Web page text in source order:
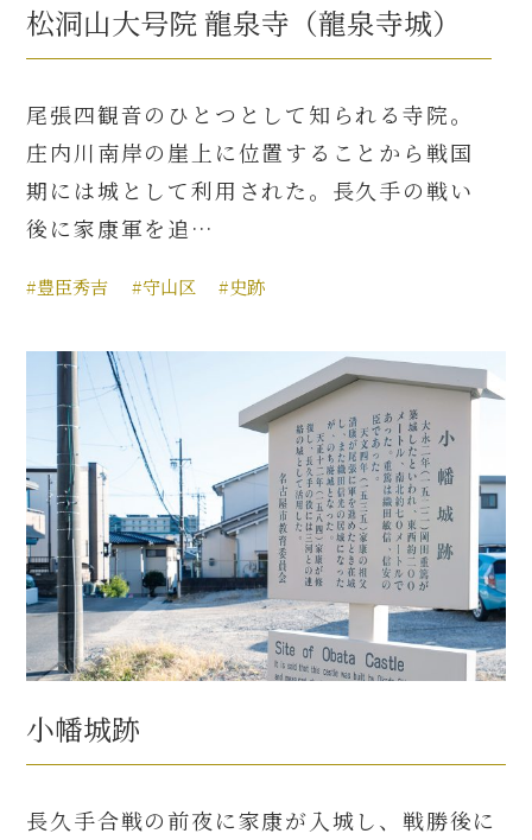
犬千代ルート
加藤清正と名古屋の関係
清正関連 史跡 一覧
名古屋＜清正＞観光モデルコース
松洞山大号院 龍泉寺（龍泉寺城）
尾張四観音のひとつとして知られる寺院。
庄内川南岸の崖上に位置することから戦国
期には城として利用された。長久手の戦い
後に家康軍を追…
#豊臣秀吉 #守山区 #史跡
小幡城跡
長久手合戦の前夜に家康が入城し、戦勝後に